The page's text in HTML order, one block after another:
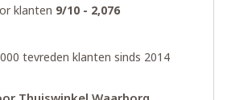
klanten 9/10 - 2,076
tevreden klanten sinds 2014